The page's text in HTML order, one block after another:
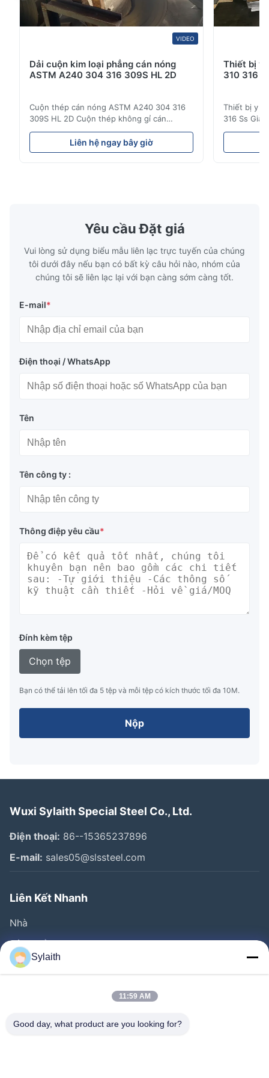
VIDEO
Dải cuộn kim loại phẳng cán nóng
ASTM A240 304 316 309S HL 2D
Cuộn thép cán nóng ASTM A240 304 316
309S HL 2D Cuộn thép không gỉ cán
nóng/lạnh 304 316 309S 310 310S 316L 321
ASTM A240 Thông số kỹ thuật sản phẩm
Tên sản phẩm Cuộn / Dải thép không gỉ
Liên hệ ngay bây giờ
Thiết bị y
310 316
Thiết bị y
316 Ss Giá
phẩm bán
buôn Sản
Yêu cầu Đặt giá
Vui lòng sử dụng biểu mẫu liên lạc trực tuyến của chúng
tôi dưới đây nếu bạn có bất kỳ câu hỏi nào, nhóm của
chúng tôi sẽ liên lạc lại với bạn càng sớm càng tốt.
E-mail*
Điện thoại / WhatsApp
Tên
Tên công ty :
Thông điệp yêu cầu*
Đính kèm tệp
Chọn tệp
Bạn có thể tải lên tối đa 5 tệp và mỗi tệp có kích thước tối đa 10M.
Nộp
Wuxi Sylaith Special Steel Co., Ltd.
Điện thoại: 86--15365237896
E-mail: sales05@slssteel.com
Liên Kết Nhanh
Nhà
Sản Phẩm
Video
Kiểm Soát Chất Lượng
Sylaith
11:59 AM
Good day, what product are you looking for?